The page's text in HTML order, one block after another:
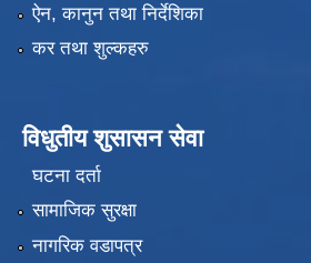
ऐन, कानुन तथा निर्देशिका
कर तथा शुल्कहरु
विधुतीय शुसासन सेवा
घटना दर्ता
सामाजिक सुरक्षा
नागरिक वडापत्र